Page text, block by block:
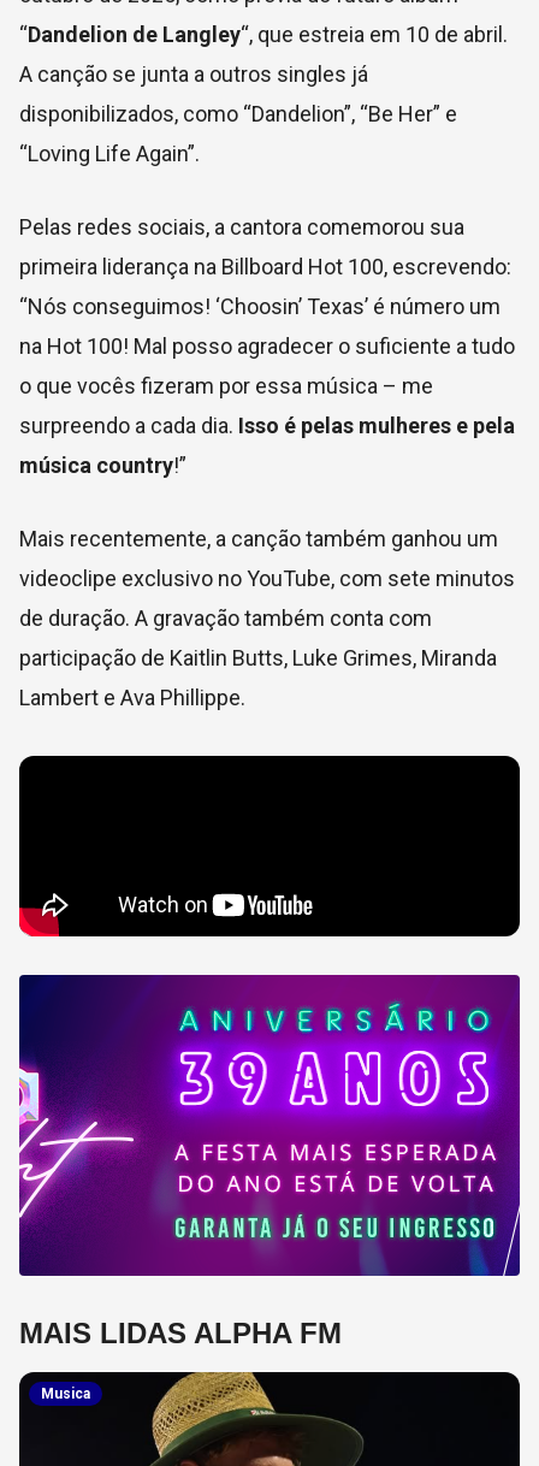
“Dandelion de Langley“, que estreia em 10 de abril.
A canção se junta a outros singles já
disponibilizados, como “Dandelion”, “Be Her” e
“Loving Life Again”.
Pelas redes sociais, a cantora comemorou sua
primeira liderança na Billboard Hot 100, escrevendo:
“Nós conseguimos! ‘Choosin’ Texas’ é número um
na Hot 100! Mal posso agradecer o suficiente a tudo
o que vocês fizeram por essa música – me
surpreendo a cada dia. Isso é pelas mulheres e pela
música country!”
Mais recentemente, a canção também ganhou um
videoclipe exclusivo no YouTube, com sete minutos
de duração. A gravação também conta com
participação de Kaitlin Butts, Luke Grimes, Miranda
Lambert e Ava Phillippe.
MAIS LIDAS ALPHA FM
Musica